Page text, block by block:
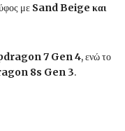
με Sand Beige και
7 Gen 4, ενώ το
8s Gen 3.